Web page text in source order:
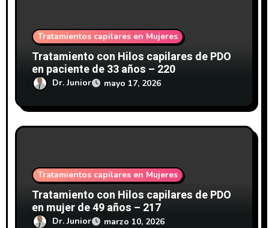
a
s
Tratamientos capilares en Mujeres
Tratamiento con Hilos capilares de PDO
en paciente de 33 años – 220
Dr. Junior mayo 17, 2026
Tratamientos capilares en Mujeres
Tratamiento con Hilos capilares de PDO
en mujer de 49 años – 217
Dr. Junior marzo 10, 2026